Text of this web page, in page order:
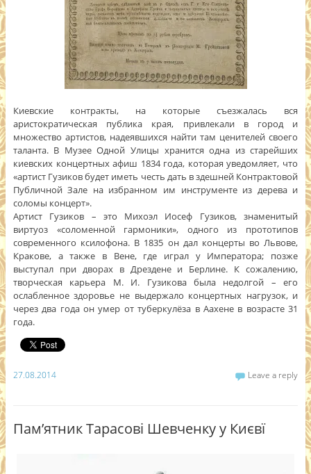
Киевские контракты, на которые съезжалась вся
аристократическая публика края, привлекали в город и
множество артистов, надеявшихся найти там ценителей своего
таланта. В Музее Одной Улицы хранится одна из старейших
киевских концертных афиш 1834 года, которая уведомляет, что
«артист Гузиков будет иметь честь дать в здешней Контрактовой
Публичной Зале на избранном им инструменте из дерева и
соломы концерт».
Артист Гузиков – это Михоэл Иосеф Гузиков, знаменитый
виртуоз «соломенной гармоники», одного из прототипов
современного ксилофона. В 1835 он дал концерты во Львове,
Кракове, а также в Вене, где играл у Императора; позже
выступал при дворах в Дрездене и Берлине. К сожалению,
творческая карьера М. И. Гузикова была недолгой – его
ослабленное здоровье не выдержало концертных нагрузок, и
через два года он умер от туберкулёза в Аахене в возрасте 31
года.
27.08.2014 Leave a reply
Пам’ятник Тарасові Шевченку у Києвї